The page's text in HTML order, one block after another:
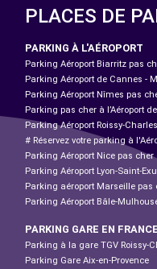
PLACES DE
PARKING À L'AÉROPORT
Parking Aéroport Biarritz pas
Parking Aéroport de Cannes -
Parking Aéroport Nîmes pas
Parking pas cher à l’Aéroport
Parking Aéroport Roissy-
# Réservez votre parking à
Parking Aéroport Nice pas cher
Parking Aéroport Lyon-Saint-
Parking aéroport Marseille pas
Parking Aéroport Bâle-
PARKING GARE EN FRANCE
Parking à la gare TGV Roissy-
Parking Gare Aix-en-Provence